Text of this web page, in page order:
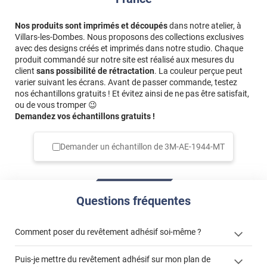
Nos produits sont imprimés et découpésdans notre atelier, à
Villars-les-Dombes. Nous proposons des collections exclusives
avec des designs créés et imprimés dans notre studio. Chaque
produit commandé sur notre site est réalisé aux mesures du
client sans possibilité de rétractation. La couleur perçue peut
varier suivant les écrans. Avant de passer commande, testez
nos échantillons gratuits ! Et évitez ainsi de ne pas être satisfait,
ou de vous tromper 😉
Demandez vos échantillons gratuits !
Demander un échantillon de3M-AE-1944-MT
Questions fréquentes
Comment poser du revêtement adhésif soi-même ?
Puis-je mettre du revêtement adhésif sur mon plan de